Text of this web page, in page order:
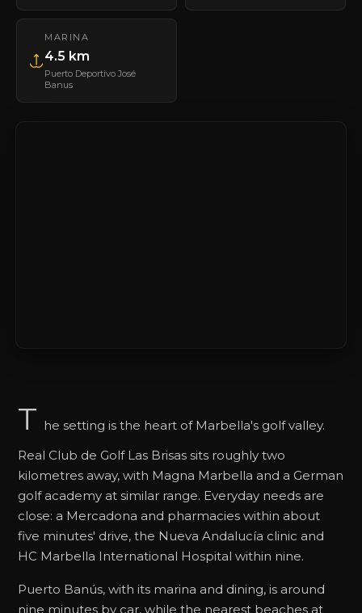
MARINA
4.5 km
Puerto Deportivo José
Banus
T he setting is the heart of Marbella's golf valley.
Real Club de Golf Las Brisas sits roughly two
kilometres away, with Magna Marbella and a German
golf academy at similar range. Everyday needs are
close: a Mercadona and pharmacies within about
five minutes' drive, the Nueva Andalucía clinic and
HC Marbella International Hospital within nine.
Puerto Banús, with its marina and dining, is around
nine minutes by car, while the nearest beaches at